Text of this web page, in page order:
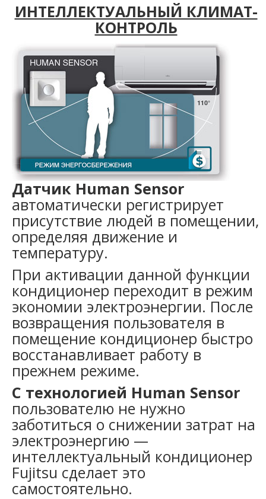
ИНТЕЛЛЕКТУАЛЬНЫЙ КЛИМАТ-
КОНТРОЛЬ
Датчик Human Sensor
автоматически регистрирует
присутствие людей в помещении,
определяя движение и
температуру.
При активации данной функции
кондиционер переходит в режим
экономии электроэнергии. После
возвращения пользователя в
помещение кондиционер быстро
восстанавливает работу в
прежнем режиме.
С технологией Human Sensor
пользователю не нужно
заботиться о снижении затрат на
электроэнергию —
интеллектуальный кондиционер
Fujitsu сделает это
самостоятельно.